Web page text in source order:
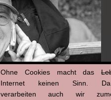
Ohne Cookies macht das
Internet keinen Sinn.
verarbeiten auch wir